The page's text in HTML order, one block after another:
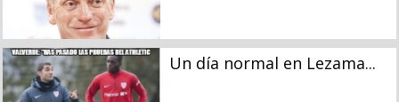
Un día normal en Lezama...